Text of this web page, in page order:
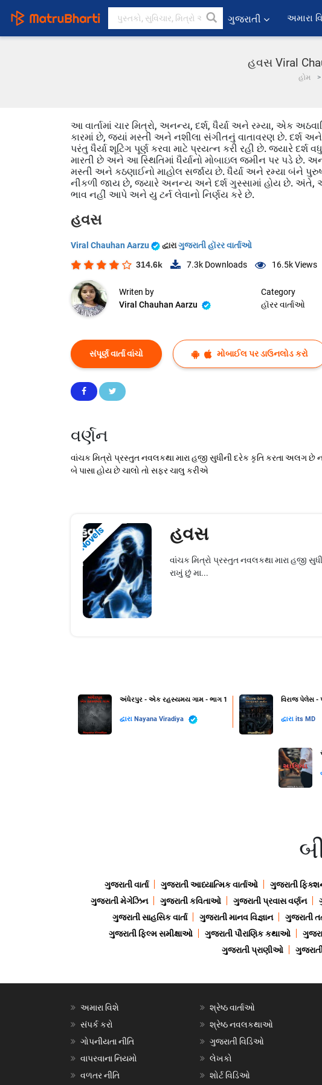
ગુજરાતી અમારા
હવસ Viral
હોમ
આ વાર્તામાં ચાર મિત્રો, અનન્ય, દર્શ, ધૈર્યા અને રમ્યા, એક
કારમાં છે, જ્યાં મસ્તી અને નશીલા સંગીતનું વાતાવરણ છે. દર્શ
પરંતુ ધૈર્યા શૂટિંગ પૂર્ણ કરવા માટે પ્રયત્ન કરી રહી છે. જ્યારે
મારતી છે અને આ સ્થિતિમાં ધૈર્યાનો મોબાઇલ જમીન પર પડે છે.
મસ્તી અને કઠણાઈનો માહોલ સર્જાય છે. ધૈર્યા અને રમ્યા બંને
નીકળી જાય છે, જ્યારે અનન્ય અને દર્શ ગુસ્સામાં હોય છે. અંતે,
ભાવ નહીં આપે અને યુ ટર્ન લેવાનો નિર્ણય કરે છે.
હવસ
Viral Chauhan Aarzu દ્વારાગુજરાતી હૉરર વાર્તાઓ
314.6k 7.3k Downloads 16.5kViews
Writen by
Viral Chauhan Aarzu
Category
હૉરર વાર્તાઓ
સંપૂર્ણ વાર્તા વાંચો મોબાઈલ પર ડાઉનલોડ કરો
વર્ણન
વાંચક મિત્રો પ્રસ્તુત નવલકથા મારા હજી સુધીની દરેક કૃતિ કરતા
બે પાસા હોય છે ચાલો તો સફર ચાલુ કરીએ
Novels હવસ
વાંચક મિત્રો પ્રસ્તુત નવલકથા મારા
રાખું છું મા...
અંધેરપુર - એક રહસ્યમય ગામ - ભાગ 1
દ્વારા Nayana Viradiya
વિરાજ પેલેસ -
દ્વારા its MD
ગુજરાતી વાર્તા ગુજરાતી આધ્યાત્મિક વાર્તાઓ ગુજરાતી ફિક્શન
ગુજરાતી મેગેઝિન
ગુજરાતી કવિતાઓ ગુજરાતી પ્રવાસ વર્ણન
ગુજરાતી સાહસિક વાર્તા
ગુજરાતી માનવ વિજ્ઞાન ગુજરાતી
ગુજરાતી ફિલ્મ સમીક્ષાઓ
ગુજરાતી પૌરાણિક કથાઓ
ગુજરાતી પ્રાણીઓ
અમારા વિશે
સંપર્ક કરો
ગોપનીયતા નીતિ
વાપરવાના નિયમો
વળતર નીતિ
શ્રેષ્ઠ વાર્તાઓ
શ્રેષ્ઠ નવલકથાઓ
ગુજરાતી વિડિઓ
લેખકો
શોર્ટ વિડિઓ